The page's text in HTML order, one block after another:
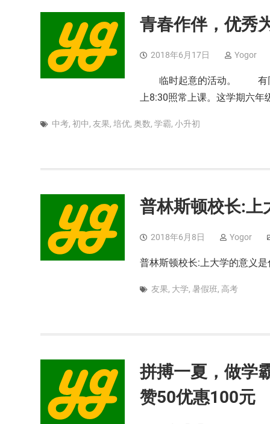
青春作伴，优秀
2018年6月17日 Yogor
临时起意的活动。 有同
上8:30照常上课。这学期六年
中考, 初中, 友果, 培优, 奥数, 学霸, 小升初
普林斯顿校长:上
2018年6月8日 Yogor
普林斯顿校长:上大学的意义
友果, 大学, 暑假班, 高考
拼搏一夏，做学
赞50优惠100元